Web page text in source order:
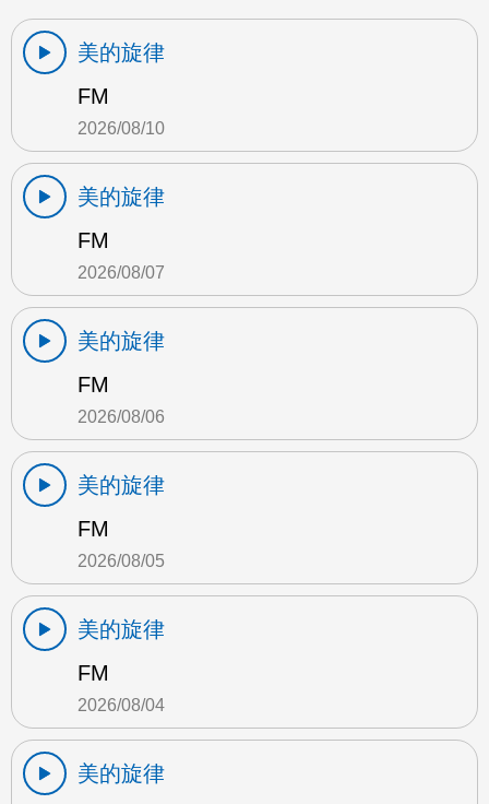
美的旋律
FM
2026/08/10
美的旋律
FM
2026/08/07
美的旋律
FM
2026/08/06
美的旋律
FM
2026/08/05
美的旋律
FM
2026/08/04
美的旋律